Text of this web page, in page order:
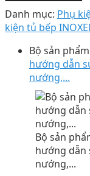
Danh mục: Phụ
kiện tủ bếp
Bộ sản
hướng dẫn
nướng,...
Bộ sản
hướng dẫn
nướng,...